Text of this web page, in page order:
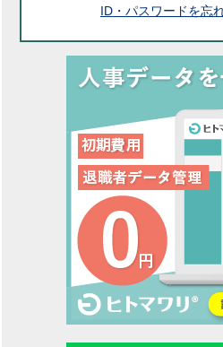
ID・パスワードを忘